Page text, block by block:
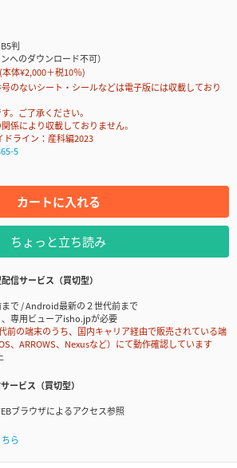
B5判
へのダウンロード不可）
(本体¥2,000＋税10％)
のないシート・シールなどは電子版には収載しており
。ご了承ください。
係により収載しておりません。
ライン：産科編2023
5
カートに入れる
ちょっと立ち読み
信サービス（買切型）
で / Android最新の２世代前まで
専用ビューアisho.jpが必要
の端末のうち、国内キャリア経由で販売されている端
、ARROWS、Nexusなど）にて動作確認しています
ービス（買切型）
ブラウザによるアクセス参照
ちら